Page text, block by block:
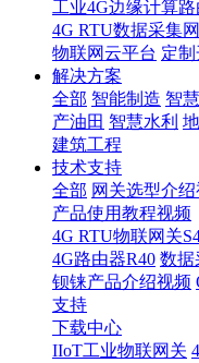
工业4G边缘计算路
4G RTU数据采集
物联网云平台 定
解决方案
全部 智能制造 智
产油田 智慧水利
建筑工程
技术支持
全部 网关选型介绍
产品使用教程视频
4G RTU物联网关
4G路由器R40 数据
钡铼产品介绍视频
支持
下载中心
IIoT工业物联网关